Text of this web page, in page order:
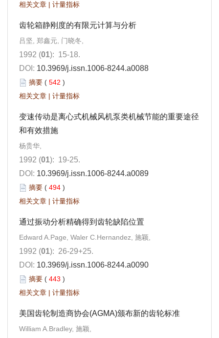
相关文章 | 计量指标
齿轮箱静刚度的有限元计算与分析
吕坚, 郑鑫元, 门晓冬,
1992 (01): 15-18.
DOI: 10.3969/j.issn.1006-8244.a0088
摘要 ( 542 )
相关文章 | 计量指标
变速传动是离心式机械风机泵类机械节能的重要途径
和有效措施
杨贵华,
1992 (01): 19-25.
DOI: 10.3969/j.issn.1006-8244.a0089
摘要 ( 494 )
相关文章 | 计量指标
通过振动分析精确得到齿轮缺陷位置
Edward A.Page, Waler C.Hernandez, 施颖,
1992 (01): 26-29+25.
DOI: 10.3969/j.issn.1006-8244.a0090
摘要 ( 443 )
相关文章 | 计量指标
美国齿轮制造商协会(AGMA)颁布新的齿轮标准
William A.Bradley, 施颖,